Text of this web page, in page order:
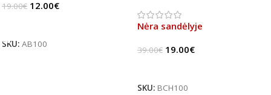
19.00€ 12.00€
SKU: AB100
Nėra sandėlyje
39.00€ 19.00€
SKU: BCH100